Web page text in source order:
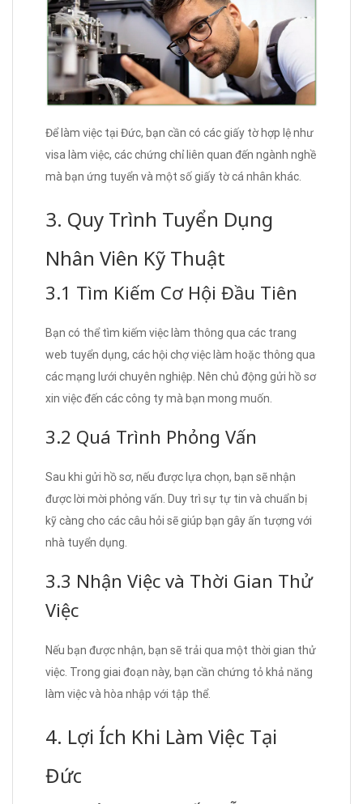
Để làm việc tại Đức, bạn cần có các giấy tờ hợp lệ như
visa làm việc, các chứng chỉ liên quan đến ngành nghề
mà bạn ứng tuyển và một số giấy tờ cá nhân khác.
3. Quy Trình Tuyển Dụng
Nhân Viên Kỹ Thuật
3.1 Tìm Kiếm Cơ Hội Đầu Tiên
Bạn có thể tìm kiếm việc làm thông qua các trang
web tuyển dụng, các hội chợ việc làm hoặc thông qua
các mạng lưới chuyên nghiệp. Nên chủ động gửi hồ sơ
xin việc đến các công ty mà bạn mong muốn.
3.2 Quá Trình Phỏng Vấn
Sau khi gửi hồ sơ, nếu được lựa chọn, bạn sẽ nhận
được lời mời phỏng vấn. Duy trì sự tự tin và chuẩn bị
kỹ càng cho các câu hỏi sẽ giúp bạn gây ấn tượng với
nhà tuyển dụng.
3.3 Nhận Việc và Thời Gian Thử
Việc
Nếu bạn được nhận, bạn sẽ trải qua một thời gian thử
việc. Trong giai đoạn này, bạn cần chứng tỏ khả năng
làm việc và hòa nhập với tập thể.
4. Lợi Ích Khi Làm Việc Tại
Đức